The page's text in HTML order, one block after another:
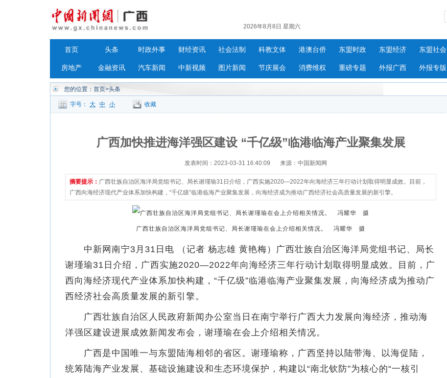
2026年8月8日 星期六
首页 头条 时政外事 财经资讯 社会法制 科教文体 港澳台侨 东盟时政 东盟经济 东盟社会
房地产 金融资讯 汽车新闻 中新视频 图片新闻 节庆展会 消费维权 重磅专题 外报广西 外报专版
您的位置： 首页>头条
字号： 大 中 小 收藏
广西加快推进海洋强区建设 “千亿级”临港临海产业聚集发展
发表时间：2023-03-31 16:40:09 来源：中国新闻网
摘要提示： 广西壮族自治区海洋局党组书记、局长谢瑾瑜31日介绍，广西实施2020—2022年向海经济三年行动计划取得明显成效。目前，
广西向海经济现代产业体系加快构建，“千亿级”临港临海产业聚集发展，向海经济成为推动广西经济社会高质量发展的新引擎。
广西壮族自治区海洋局党组书记、局长谢瑾瑜在会上介绍相关情况。 冯耀华 摄
中新网南宁3月31日电 （记者 杨志雄 黄艳梅）广西壮族自治区海洋局党组书记、局长
谢瑾瑜31日介绍，广西实施2020—2022年向海经济三年行动计划取得明显成效。目前，广
西向海经济现代产业体系加快构建，“千亿级”临港临海产业聚集发展，向海经济成为推动广
西经济社会高质量发展的新引擎。
广西壮族自治区人民政府新闻办公室当日在南宁举行广西大力发展向海经济，推动海
洋强区建设进展成效新闻发布会，谢瑾瑜在会上介绍相关情况。
广西是中国唯一与东盟陆海相邻的省区。谢瑾瑜称，广西坚持以陆带海、以海促陆，
统筹陆海产业发展、基础设施建设和生态环境保护，构建以“南北钦防”为核心的“一核引